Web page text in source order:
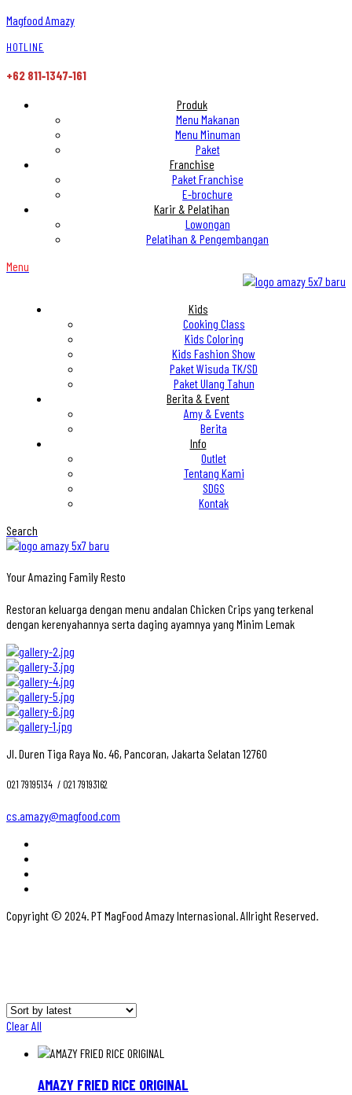
Magfood Amazy
HOTLINE
+62 811‑1347‑161
Produk
Menu Makanan
Menu Minuman
Paket
Franchise
Paket Franchise
E-brochure
Karir & Pelatihan
Lowongan
Pelatihan & Pengembangan
Menu
Kids
Cooking Class
Kids Coloring
Kids Fashion Show
Paket Wisuda TK/SD
Paket Ulang Tahun
Berita & Event
Amy & Events
Berita
Info
Outlet
Tentang Kami
SDGS
Kontak
Search
Your Amazing Family Resto
Restoran keluarga dengan menu andalan Chicken Crips yang terkenal
dengan kerenyahannya serta daging ayamnya yang Minim Lemak
Jl. Duren Tiga Raya No. 46, Pancoran, Jakarta Selatan 12760
021 79195134 ‎ / 021 79193162
cs.amazy@magfood.com
Copyright © 2024. PT MagFood Amazy Internasional. Allright Reserved.
Clear All
AMAZY FRIED RICE ORIGINAL